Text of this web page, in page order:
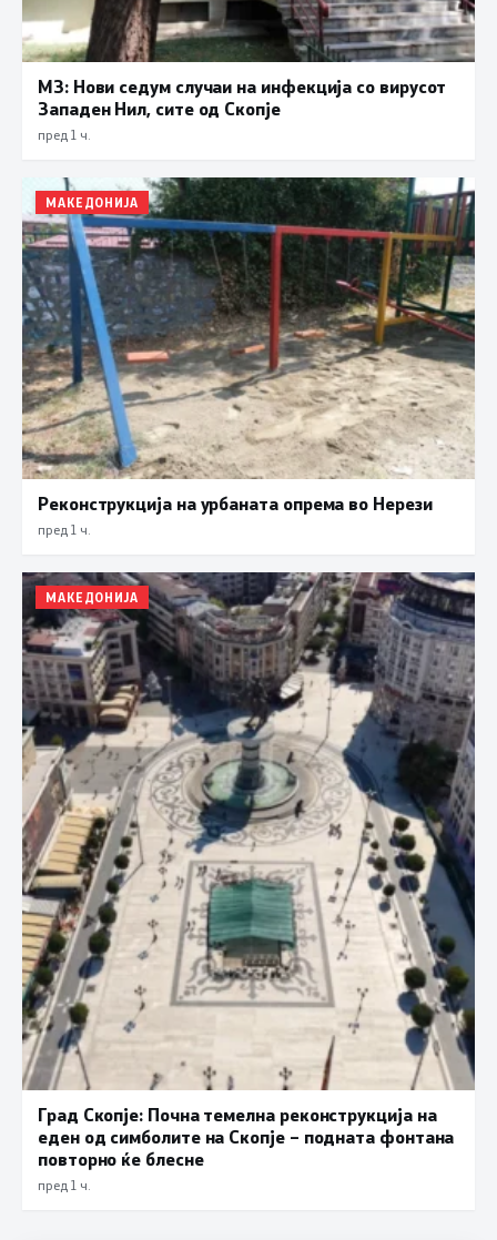
МЗ: Нови седум случаи на инфекција со вирусот
Западен Нил, сите од Скопје
пред 1 ч.
МАКЕДОНИЈА
Реконструкција на урбаната опрема во Нерези
пред 1 ч.
МАКЕДОНИЈА
Град Скопје: Почна темелна реконструкција на
еден од симболите на Скопје – подната фонтана
повторно ќе блесне
пред 1 ч.